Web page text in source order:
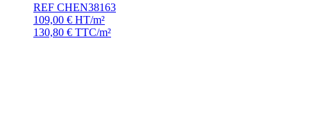
REF CHEN38163
109,00 € HT/m²
130,80 € TTC/m²